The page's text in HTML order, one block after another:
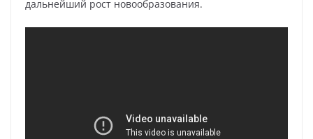
дальнейший рост новообразования.